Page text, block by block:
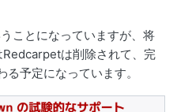
ことになっていますが、将
は削除されて、完
予定になっています。